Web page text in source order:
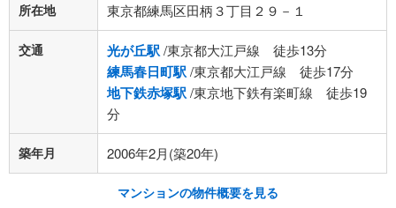
所在地 東京都練馬区田柄３丁目２９－１
交通 光が丘駅/東京都大江戸線 徒歩13分
練馬春日町駅/東京都大江戸線 徒歩17分
地下鉄赤塚駅/東京地下鉄有楽町線 徒歩19
分
築年月 2006年2月(築20年)
マンションの物件概要を見る